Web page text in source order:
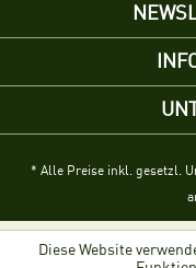
* Alle Preise inkl. gesetzl.
Diese Website